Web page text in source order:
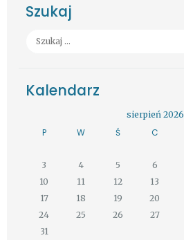
Szukaj
Szukaj:
Kalendarz
sierpień 2026
P W Ś C
3
4 5 6
10
11 12 13
17
18 19 20
24
25 26 27
31